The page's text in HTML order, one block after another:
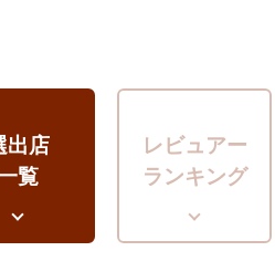
出店
覧
レビュアー
ランキング